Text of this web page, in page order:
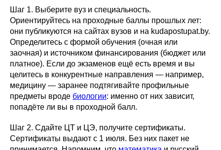
Шаг 1. Выберите вуз и специальность.
Ориентируйтесь на проходные баллы прошлых лет:
они публикуются на сайтах вузов и на kudapostupat.by.
Определитесь с формой обучения (очная или
заочная) и источником финансирования (бюджет или
платное). Если до экзаменов ещё есть время и вы
целитесь в конкурентные направления — например,
медицину — заранее подтягивайте профильные
предметы вроде биологии: именно от них зависит,
попадёте ли вы в проходной балл.
Шаг 2. Сдайте ЦТ и ЦЭ, получите сертификаты.
Сертификаты выдают с 1 июля. Без них пакет не